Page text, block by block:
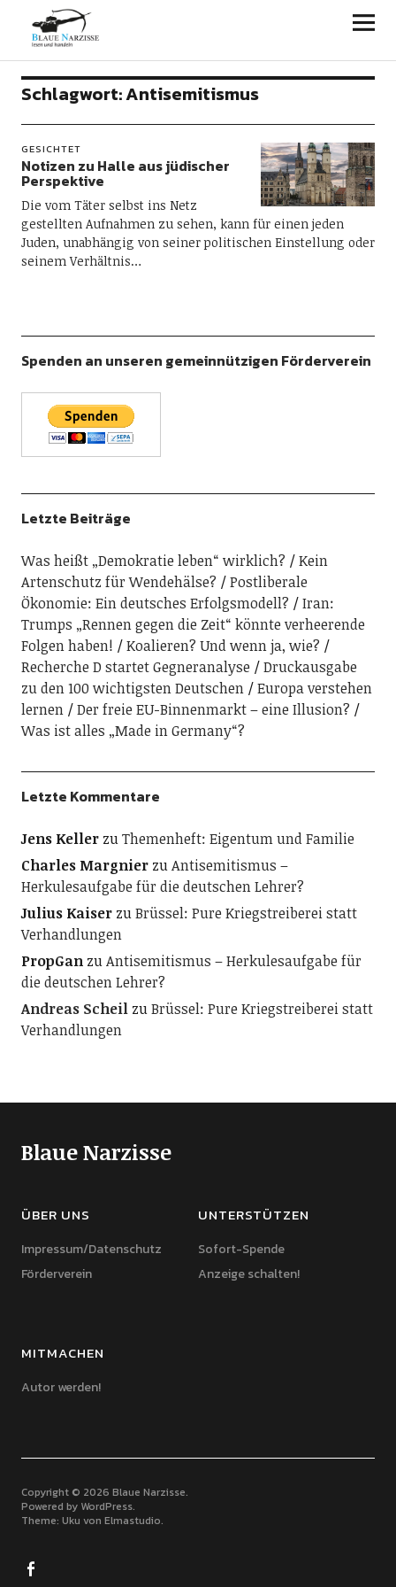
Blaue Narzisse
Schlagwort:Antisemitismus
GESICHTET
Notizen zu Halle aus jüdischer
Perspektive
Die vom Täter selbst ins Netz
gestellten Aufnahmen zu sehen, kann für einen jeden
Juden, unabhängig von seiner politischen Einstellung oder
seinem Verhältnis…
Spenden an unseren gemeinnützigen Förderverein
Letzte Beiträge
Was heißt „Demokratie leben“ wirklich?
Kein
Artenschutz für Wendehälse?
Postliberale
Ökonomie: Ein deutsches Erfolgsmodell?
Iran:
Trumps „Rennen gegen die Zeit“ könnte verheerende
Folgen haben!
Koalieren? Und wenn ja, wie?
Recherche D startet Gegneranalyse
Druckausgabe
zu den 100 wichtigsten Deutschen
Europa verstehen
lernen
Der freie EU-Binnenmarkt – eine Illusion?
Was ist alles „Made in Germany“?
Letzte Kommentare
Jens KellerzuThemenheft: Eigentum und Familie
Charles MargnierzuAntisemitismus –
Herkulesaufgabe für die deutschen Lehrer?
Julius KaiserzuBrüssel: Pure Kriegstreiberei statt
Verhandlungen
PropGanzuAntisemitismus – Herkulesaufgabe für
die deutschen Lehrer?
Andreas ScheilzuBrüssel: Pure Kriegstreiberei statt
Verhandlungen
Blaue Narzisse
ÜBER UNS
Impressum/Datenschutz
Förderverein
UNTERSTÜTZEN
Sofort-Spende
Anzeige schalten!
MITMACHEN
Autor werden!
Copyright © 2026 Blaue Narzisse
Powered by WordPress
Theme: Uku von Elmastudio